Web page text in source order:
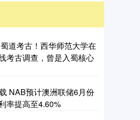
道考古！西华师范大学在
考古调查，曾是入蜀核心
NAB预计澳洲联储6月份
率提高至4.60%